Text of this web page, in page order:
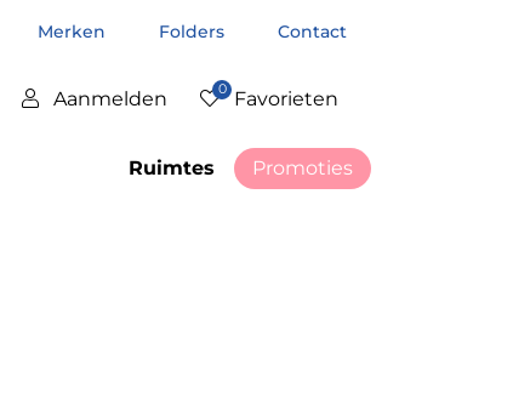
Merken Folders Contact
Aanmelden 0 Favorieten
Ruimtes Promoties